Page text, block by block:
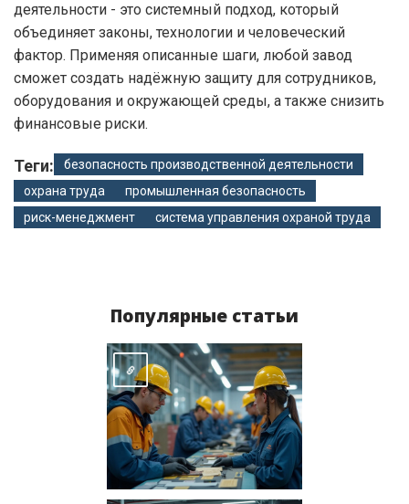
деятельности - это системный подход, который
объединяет законы, технологии и человеческий
фактор. Применяя описанные шаги, любой завод
сможет создать надёжную защиту для сотрудников,
оборудования и окружающей среды, а также снизить
финансовые риски.
Теги:
безопасность производственной деятельности
охрана труда
промышленная безопасность
риск-менеджмент
система управления охраной труда
Популярные статьи